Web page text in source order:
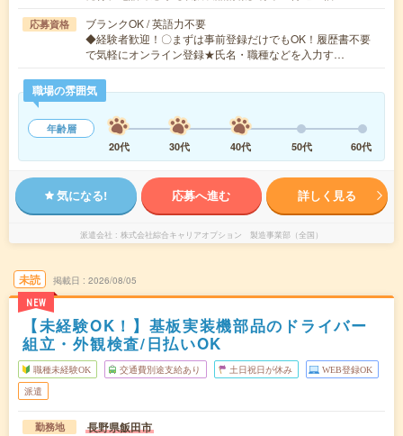
応募資格
ブランクOK / 英語力不要
◆経験者歓迎！〇まずは事前登録だけでもOK！履歴書不要
で気軽にオンライン登録★氏名・職種などを入力す…
職場の雰囲気
年齢層
20代
30代 40代 50代 60代
気になる! 応募へ進む 詳しく見る
派遣会社 株式会社綜合キャリアオプション 製造事業部（全国）
未読
NEW
掲載日 2026/08/05
【未経験OK！】基板実装機部品のドライバー
組立・外観検査/日払いOK
職種未経験OK 交通費別途支給あり 土日祝日が休み WEB登録OK
派遣
勤務地 長野県飯田市